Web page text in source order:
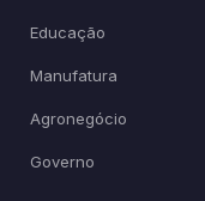
Educação
Manufatura
Agronegócio
Governo